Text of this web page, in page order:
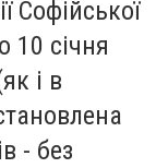
Софійської
10 січня
і в
- без